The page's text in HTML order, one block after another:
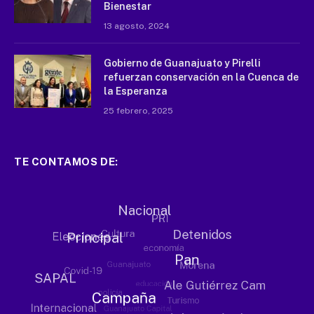
Bienestar
13 agosto, 2024
Gobierno de Guanajuato y Pirelli
refuerzan conservación en la Cuenca de
la Esperanza
25 febrero, 2025
TE CONTAMOS DE: